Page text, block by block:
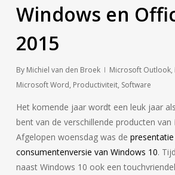
Windows en
2015
By Michiel van den Broek Microsoft Outlook,
Microsoft Word, Productiviteit, Software
Het komende jaar wordt een leuk jaar
bent van de verschillende producten
Afgelopen woensdag was de
consumentenversie van Windows 10.
naast Windows 10 ook een